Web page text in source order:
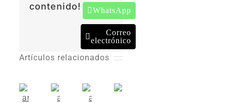
contenido!
WhatsApp
Correo
electrónico
Artículos relacionados